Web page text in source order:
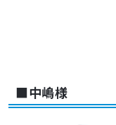
■中嶋様